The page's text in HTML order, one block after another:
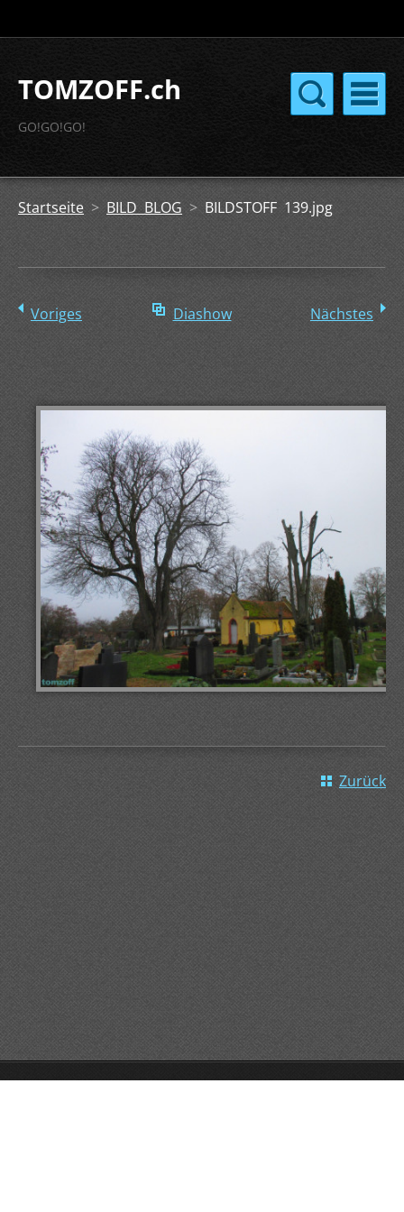
TOMZOFF.ch
GO!GO!GO!
Startseite > BILD BLOG > BILDSTOFF 139.jpg
Voriges Diashow Nächstes
Zurück